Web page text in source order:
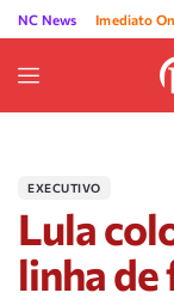
NC News Imediato
EXECUTIVO
Lula
linha